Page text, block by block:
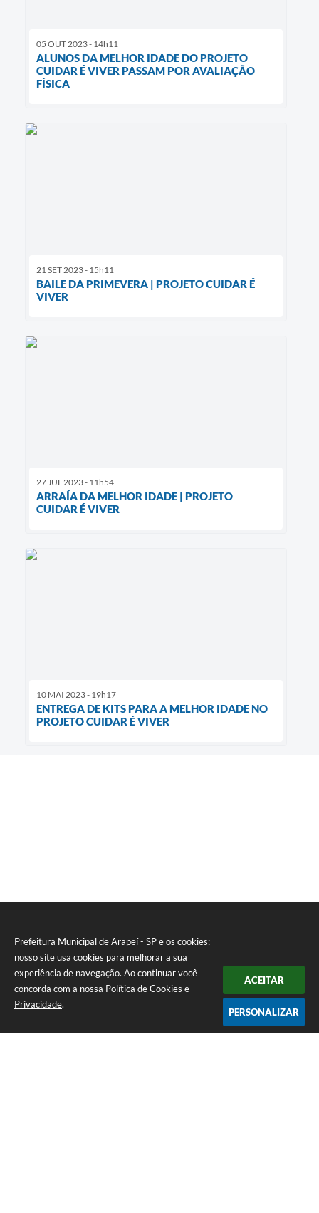
Prefeitura Municipal de Arapeí - SP e os cookies:
nosso site usa cookies para melhorar a sua
experiência de navegação. Ao continuar você
concorda com a nossa Política de Cookies e
Privacidade.
ACEITAR
PERSONALIZAR
05 OUT 2023 - 14h11
ALUNOS DA MELHOR IDADE DO PROJETO
CUIDAR É VIVER PASSAM POR AVALIAÇÃO
FÍSICA
21 SET 2023 - 15h11
BAILE DA PRIMEVERA | PROJETO CUIDAR É
VIVER
27 JUL 2023 - 11h54
ARRAÍA DA MELHOR IDADE | PROJETO
CUIDAR É VIVER
10 MAI 2023 - 19h17
ENTREGA DE KITS PARA A MELHOR IDADE NO
PROJETO CUIDAR É VIVER